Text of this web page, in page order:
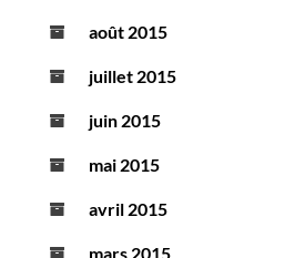
août 2015
juillet 2015
juin 2015
mai 2015
avril 2015
mars 2015